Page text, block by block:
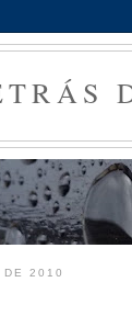
DE 2010